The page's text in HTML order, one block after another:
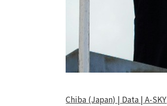
Chiba (Japan) | Data | A-SKY